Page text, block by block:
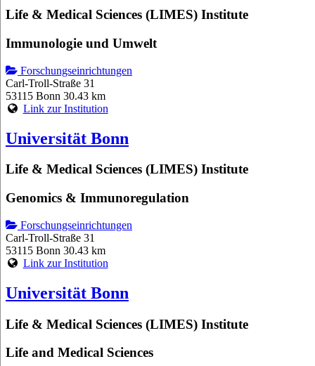
Life & Medical Sciences (LIMES) Institute
Immunologie und Umwelt
Forschungseinrichtungen
Carl-Troll-Straße 31
53115 Bonn 30.43 km
Link zur Institution
Universität Bonn
Life & Medical Sciences (LIMES) Institute
Genomics & Immunoregulation
Forschungseinrichtungen
Carl-Troll-Straße 31
53115 Bonn 30.43 km
Link zur Institution
Universität Bonn
Life & Medical Sciences (LIMES) Institute
Life and Medical Sciences